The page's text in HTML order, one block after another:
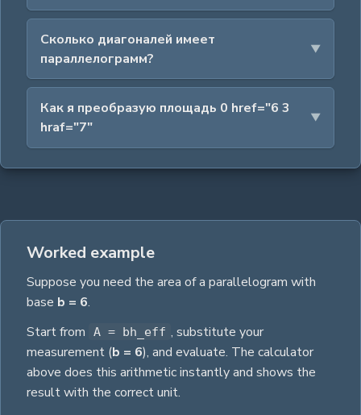
Сколько диагоналей имеет
параллелограмм?
Как я преобразую площадь 0 href="6 3
hraf="7"
Worked example
Suppose you need the area of a parallelogram with
base b = 6.
Start from
A = bh_eff , substitute your
measurement (b = 6), and evaluate. The calculator
above does this arithmetic instantly and shows the
result with the correct unit.